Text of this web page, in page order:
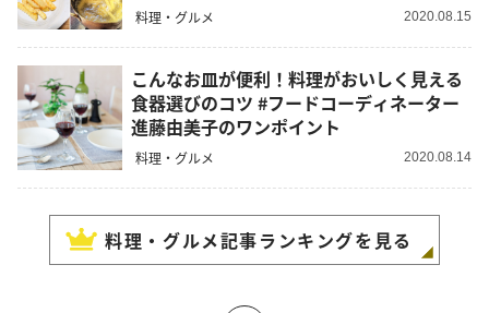
料理・グルメ 2020.08.15
こんなお皿が便利！料理がおいしく見える
食器選びのコツ #フードコーディネーター
進藤由美子のワンポイント
料理・グルメ 2020.08.14
料理・グルメ記事ランキングを見る